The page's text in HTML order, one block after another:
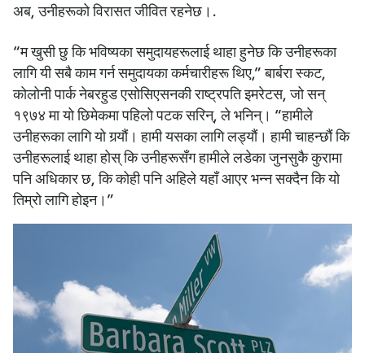
अब, उनीहरूको विरासत जीवित रहनेछ।.
“म खुसी छु कि भविष्यका समुदायहरूलाई थाहा हुनेछ कि उनीहरूका
लागि यी सबै काम गर्न समुदायका कर्मचारीहरू थिए,” बार्बरा स्कट,
कोलोनी पार्क नेबरहुड एसोसिएसनकी राष्ट्रपति इमरेटस, जो सन्
१९७४ मा यो छिमेकमा पहिलो पटक सरिन्, ले भनिन्। “हामीले
उनीहरूका लागि यो गर्‍यौं। हामी यसका लागि लड्यौं। हामी चाहन्छौं कि
उनीहरूलाई थाहा होस् कि उनीहरूसँग हामीले लडेका जुनसुकै कुरामा
पनि अधिकार छ, कि कोही पनि अहिले यहाँ आएर भन्न सक्दैन कि यो
तिम्रो लागि होइन।”